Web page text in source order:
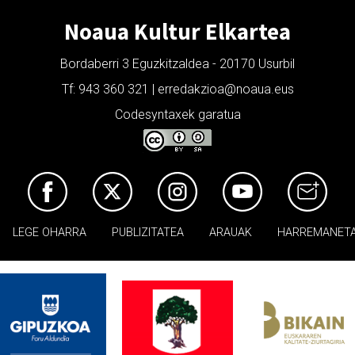
Noaua Kultur Elkartea
Bordaberri 3 Eguzkitzaldea - 20170 Usurbil
Tf: 943 360 321 | erredakzioa@noaua.eus
Codesyntaxek garatua
LEGE OHARRA PUBLIZITATEA ARAUAK